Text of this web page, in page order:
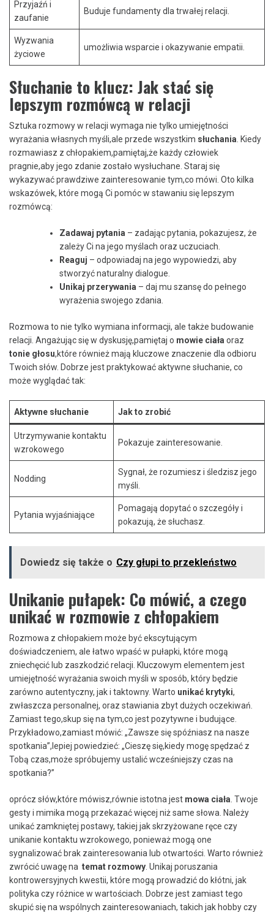
Przyjaźń i
zaufanie
Buduje fundamenty dla trwałej relacji.
Wyzwania
życiowe
umożliwia wsparcie i okazywanie empatii.
Słuchanie to klucz:⁤ Jak stać się
lepszym rozmówcą w relacji
Sztuka rozmowy w relacji ⁣wymaga nie tylko umiejętności
wyrażania⁣ własnych myśli,ale przede wszystkim słuchania . Kiedy
rozmawiasz z chłopakiem,pamiętaj,że każdy człowiek
pragnie,aby ⁢jego zdanie zostało wysłuchane. Staraj się
wykazywać prawdziwe zainteresowanie tym,co mówi. Oto kilka
wskazówek, które mogą‌ Ci pomóc w stawaniu się lepszym
rozmówcą:
Zadawaj pytania – zadając pytania, pokazujesz, że
zależy Ci na jego myślach oraz uczuciach.
Reaguj – odpowiadaj⁣ na‍ jego wypowiedzi, aby
stworzyć naturalny ⁣dialogue.
Unikaj przerywania – daj mu szansę do pełnego
wyrażenia swojego zdania.
Rozmowa to nie tylko wymiana informacji, ale także budowanie
relacji. Angażując się w dyskusję,pamiętaj o mowie ciała oraz
tonie głosu,które również mają kluczowe‍ znaczenie dla odbioru
Twoich słów. Dobrze jest praktykować aktywne słuchanie, co
może wyglądać tak:
Aktywne⁣ słuchanie Jak to zrobić
Utrzymywanie kontaktu
wzrokowego
Pokazuje zainteresowanie.
Nodding
Sygnał, że rozumiesz i śledzisz jego
myśli.
Pytania wyjaśniające
Pomagają dopytać o szczegóły i
pokazują, że słuchasz.
Dowiedz się także o Czy głupi to przekleństwo
Unikanie pułapek: Co‌ mówić, a czego
unikać w rozmowie z chłopakiem
Rozmowa z chłopakiem może być ekscytującym
doświadczeniem, ale łatwo ‌wpaść w pułapki, które mogą
zniechęcić lub zaszkodzić relacji. Kluczowym elementem jest
‍umiejętność wyrażania swoich myśli w⁤ sposób, który ⁣będzie
zarówno autentyczny, ⁢jak i taktowny. Warto unikać krytyki,
zwłaszcza personalnej, oraz stawiania zbyt dużych oczekiwań.
Zamiast tego,skup się na tym,co jest pozytywne i budujące.
Przykładowo,zamiast mówić: „Zawsze się spóźniasz na nasze
spotkania”,lepiej ⁢powiedzieć: „Cieszę się,kiedy mogę spędzać z
Tobą czas,może spróbujemy ustalić wcześniejszy czas na
spotkania?”
oprócz słów,które ‍mówisz,równie istotna jest mowa ciała . Twoje
gesty⁤ i mimika mogą⁤ przekazać więcej niż same słowa. Należy
unikać zamkniętej postawy, takiej jak‍ skrzyżowane ręce czy
unikanie kontaktu wzrokowego, ponieważ⁣ mogą one
sygnalizować brak zainteresowania lub otwartości. Warto również
zwrócić uwagę na ‌ temat rozmowy . Unikaj poruszania
kontrowersyjnych kwestii, które mogą prowadzić do kłótni, jak
polityka czy‍ różnice w wartościach. Dobrze jest zamiast tego
skupić się na wspólnych zainteresowaniach, takich jak hobby czy